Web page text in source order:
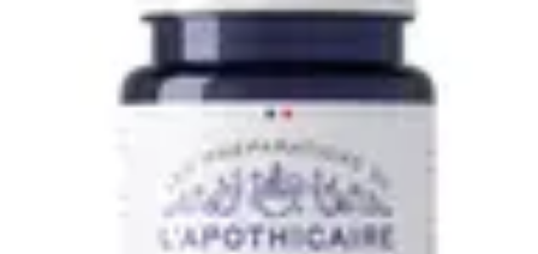
Aventure Sportive